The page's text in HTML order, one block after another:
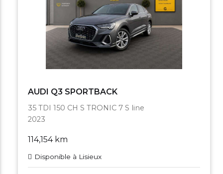
AUDI Q3 SPORTBACK
35 TDI 150 CH S TRONIC 7 S line
2023
114,154 km
Disponible à Lisieux